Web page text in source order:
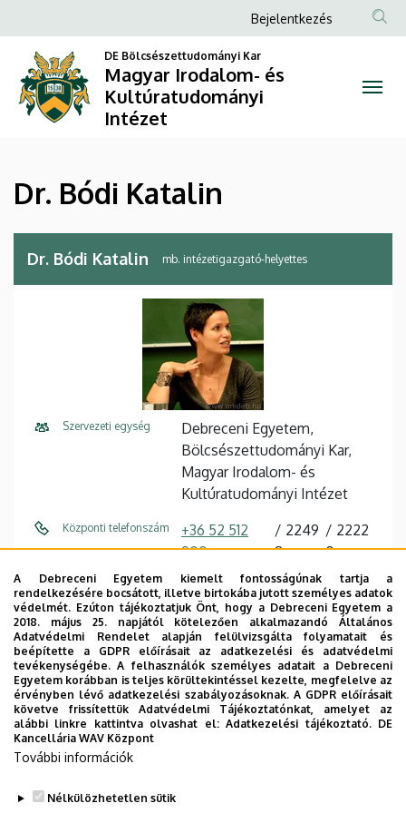
Bódi
Katalin
Irodalom-
és
Kultúratudományi
a
tartalomra
Anonim
fiók
menüje
Bejelentkezés
DE Bölcsészettudományi Kar
Magyar Irodalom- és
Kultúratudományi
Intézet
Dr. Bódi Katalin
Dr. Bódi Katalin mb. intézetigazgató-helyettes
Szervezeti egység
Debreceni Egyetem,
Bölcsészettudományi Kar,
Magyar Irodalom- és
Kultúratudományi Intézet
Központi telefonszám
+36 52 512
900
2249
8
2222
0
E-mail cím bodi.katalin@arts.unideb.hu
Cím 4032 Debrecen Egyetem tér 1
Épület
Főépület (Egyetem téri
Campus)
Emelet, ajtó 3. emelet, 301 (oktatói szoba)
Weboldal
A Debreceni Egyetem kiemelt fontosságúnak tartja a
rendelkezésére bocsátott, illetve birtokába jutott személyes adatok
védelmét. Ezúton tájékoztatjuk Önt, hogy a Debreceni Egyetem a
2018. május 25. napjától kötelezően alkalmazandó Általános
Adatvédelmi Rendelet alapján felülvizsgálta folyamatait és
beépítette a GDPR előírásait az adatkezelési és adatvédelmi
tevékenységébe. A felhasználók személyes adatait a Debreceni
Egyetem korábban is teljes körültekintéssel kezelte, megfelelve az
érvényben lévő adatkezelési szabályozásoknak. A GDPR előírásait
követve frissítettük Adatvédelmi Tájékoztatónkat, amelyet az
alábbi linkre kattintva olvashat el:Adatkezelési tájékoztató. DE
Kancellária WAV Központ
További információk
Nélkülözhetetlen sütik